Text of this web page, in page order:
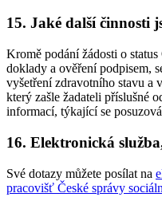
15. Jaké další činnosti
Kromě podání žádosti o
doklady a ověření podpisem,
vyšetření zdravotního stavu a
který zašle žadateli příslušné
informací, týkající se
16. Elektronická
Své dotazy můžete posílat na
pracovišť České správy